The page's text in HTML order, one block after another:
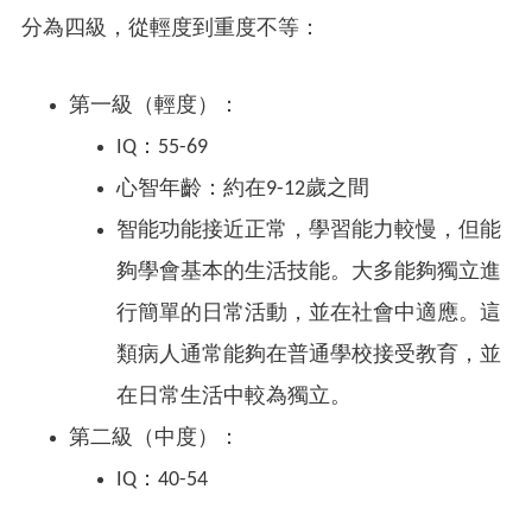
分為四級，從輕度到重度不等：
第一級（輕度）：
IQ：55-69
心智年齡：約在9-12歲之間
智能功能接近正常，學習能力較慢，但能
夠學會基本的生活技能。大多能夠獨立進
行簡單的日常活動，並在社會中適應。這
類病人通常能夠在普通學校接受教育，並
在日常生活中較為獨立。
第二級（中度）：
IQ：40-54